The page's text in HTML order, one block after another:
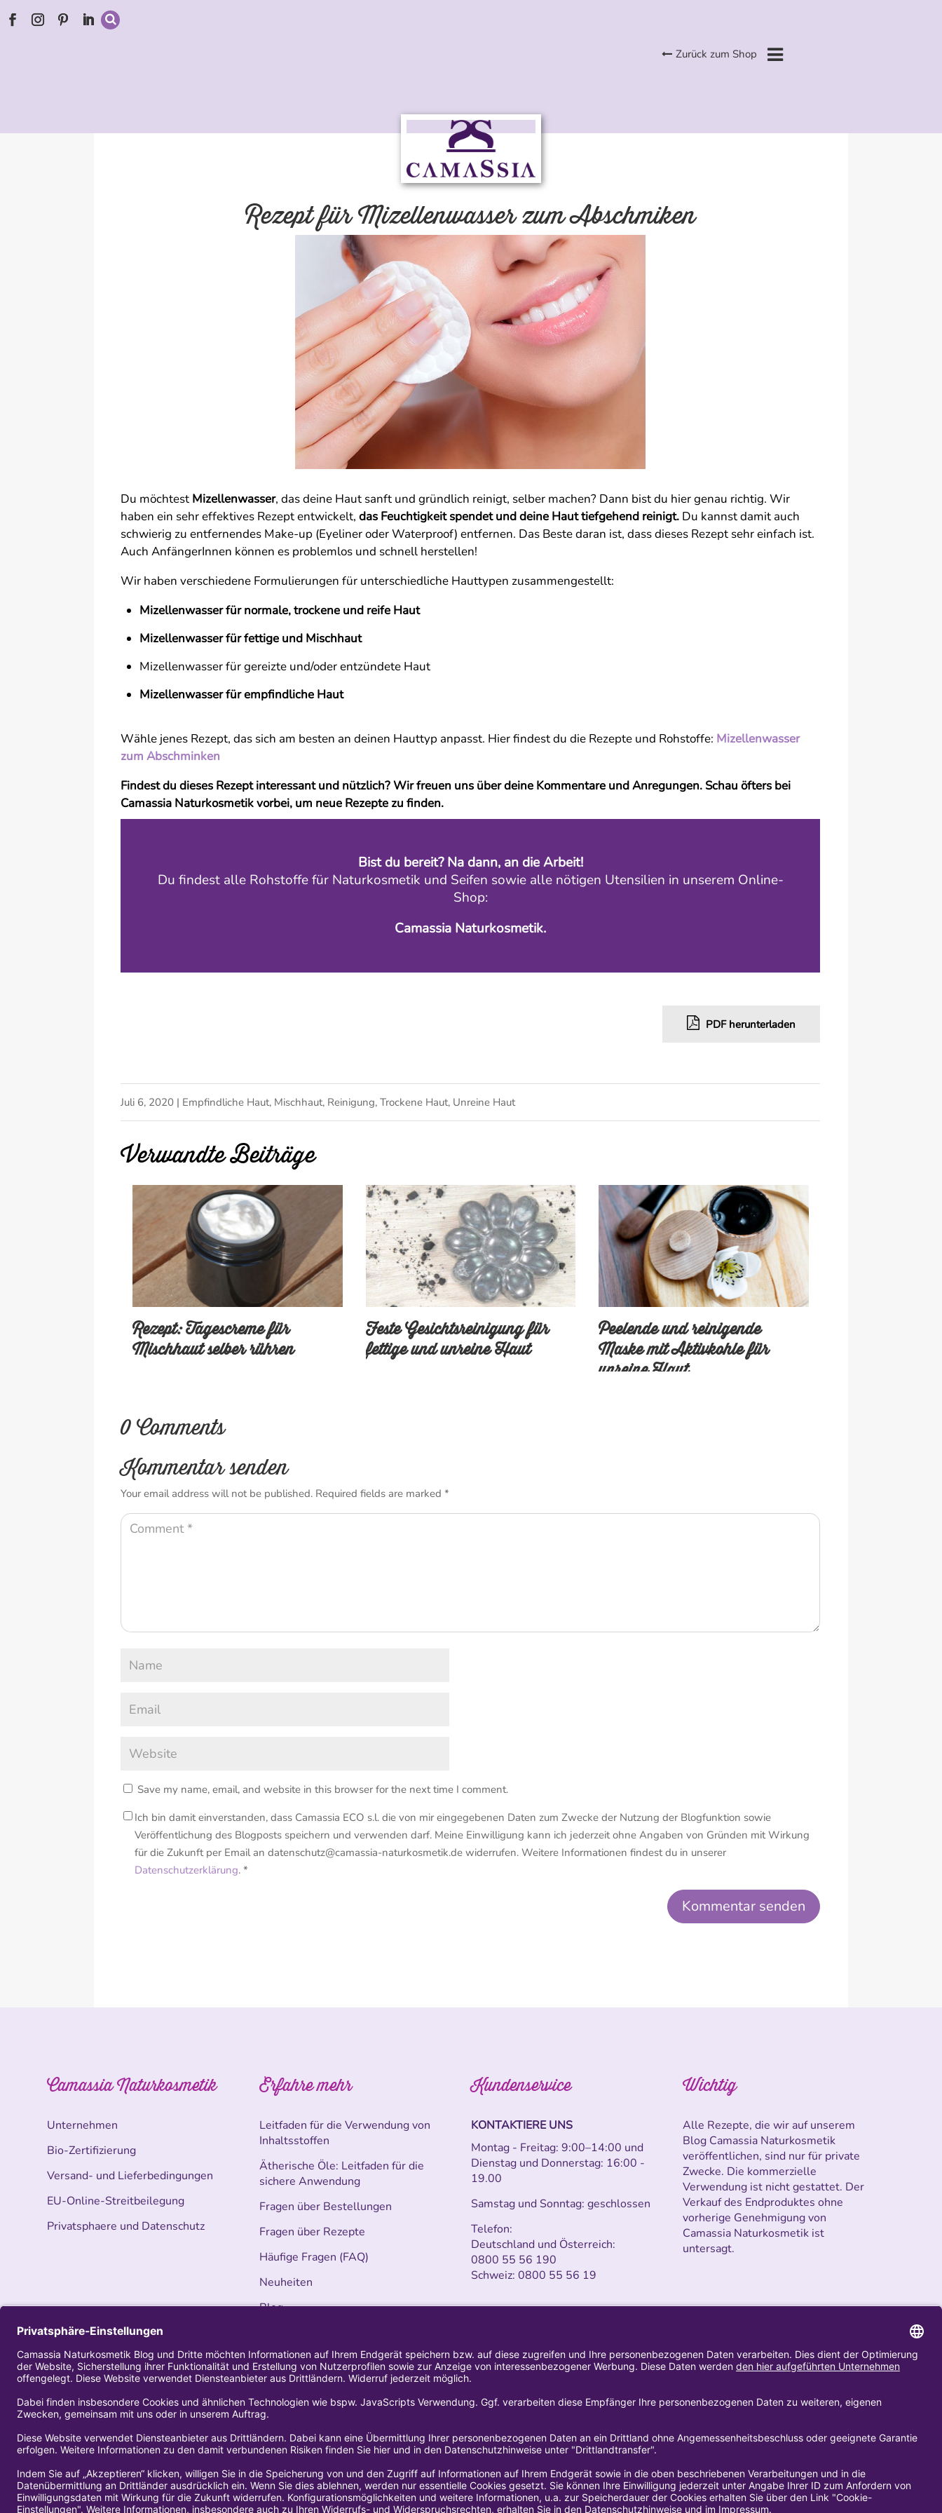
Zurück zum Shop
Rezept für Mizellenwasser zum Abschmiken
Du möchtest Mizellenwasser, das deine Haut sanft und gründlich reinigt, selber machen? Dann bist du hier genau richtig. Wir
haben ein sehr effektives Rezept entwickelt,das Feuchtigkeit spendet und deine Haut tiefgehend reinigt. Du kannst damit auch
schwierig zu entfernendes Make-up (Eyeliner oder Waterproof) entfernen. Das Beste daran ist, dass dieses Rezept sehr einfach ist.
Auch AnfängerInnen können es problemlos und schnell herstellen!
Wir haben verschiedene Formulierungen für unterschiedliche Hauttypen zusammengestellt:
Mizellenwasser für normale, trockene und reife Haut
Mizellenwasser für fettige und Mischhaut
Mizellenwasser für gereizte und/oder entzündete Haut
Mizellenwasser für empfindliche Haut
Wähle jenes Rezept, das sich am besten an deinen Hauttyp anpasst. Hier findest du die Rezepte und Rohstoffe: Mizellenwasser
zum Abschminken
Findest du dieses Rezept interessant und nützlich? Wir freuen uns über deine Kommentare und Anregungen. Schau öfters bei
Camassia Naturkosmetik vorbei, um neue Rezepte zu finden.
Bist du bereit? Na dann, an die Arbeit!
Du findest alle Rohstoffe für Naturkosmetik und Seifen sowie alle nötigen Utensilien in unserem Online-
Shop:
Camassia Naturkosmetik.
PDF herunterladen
Juli 6, 2020 | Empfindliche Haut, Mischhaut, Reinigung,Trockene Haut, Unreine Haut
Verwandte Beiträge
Rezept: Tagescreme für
Mischhaut selber rühren
Feste Gesichtsreinigung für
fettige und unreine Haut
Peelende und reinigende
Maske mit Aktivkohle für
unreine Haut
0 Comments
Kommentar senden
Your email address will not be published. Required fields are marked*
Save my name, email, and website in this browser for the next time I comment.
Ich bin damit einverstanden, dass Camassia ECO s.l. die von mir eingegebenen Daten zum Zwecke der Nutzung der Blogfunktion sowie
Veröffentlichung des Blogposts speichern und verwenden darf. Meine Einwilligung kann ich jederzeit ohne Angaben von Gründen mit Wirkung
für die Zukunft per Email an datenschutz@camassia-naturkosmetik.de widerrufen. Weitere Informationen findest du in unserer
Datenschutzerklärung. *
Kommentar senden
Camassia Naturkosmetik
Unternehmen
Bio-Zertifizierung
Versand- und Lieferbedingungen
EU-Online-Streitbeilegung
Privatsphaere und Datenschutz
Erfahre mehr
Leitfaden für die Verwendung von
Inhaltsstoffen
Ätherische Öle: Leitfaden für die
sichere Anwendung
Fragen über Bestellungen
Fragen über Rezepte
Häufige Fragen (FAQ)
Neuheiten
Blog
Kundenservice
KONTAKTIERE UNS
Montag - Freitag: 9:00–14:00 und
Dienstag und Donnerstag: 16:00 -
19.00
Samstag und Sonntag: geschlossen
Telefon:
Deutschland und Österreich:
0800 55 56 190
Schweiz: 0800 55 56 19
Wichtig
Alle Rezepte, die wir auf unserem
Blog Camassia Naturkosmetik
veröffentlichen, sind nur für private
Zwecke. Die kommerzielle
Verwendung ist nicht gestattet. Der
Verkauf des Endproduktes ohne
vorherige Genehmigung von
Camassia Naturkosmetik ist
untersagt.